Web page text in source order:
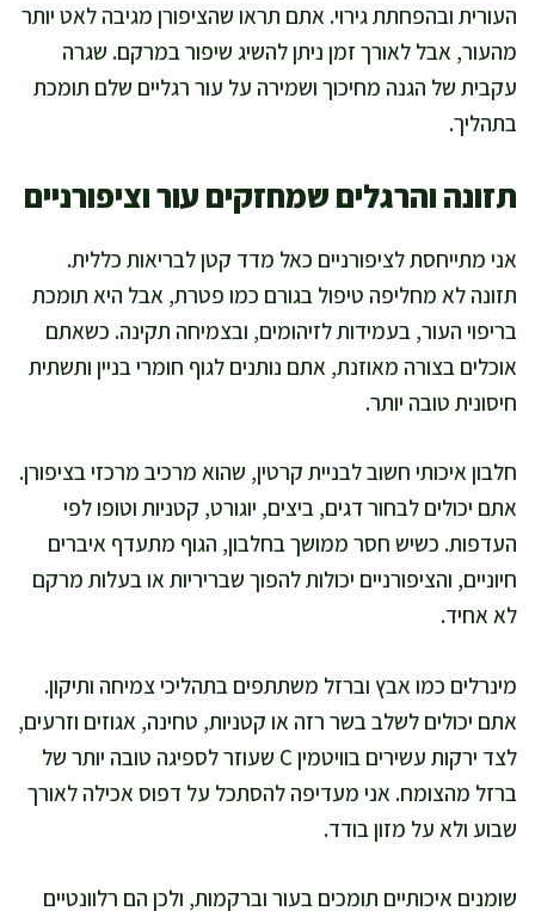
העורית ובהפחתת גירוי. אתם תראו שהציפורן מגיבה לאט יותר
מהעור, אבל לאורך זמן ניתן להשיג שיפור במרקם. שגרה
עקבית של הגנה מחיכוך ושמירה על עור רגליים שלם תומכת
בתהליך.
תזונה והרגלים שמחזקים עור וציפורניים
אני מתייחסת לציפורניים כאל מדד קטן לבריאות כללית.
תזונה לא מחליפה טיפול בגורם כמו פטרת, אבל היא תומכת
בריפוי העור, בעמידות לזיהומים, ובצמיחה תקינה. כשאתם
אוכלים בצורה מאוזנת, אתם נותנים לגוף חומרי בניין ותשתית
חיסונית טובה יותר.
חלבון איכותי חשוב לבניית קרטין, שהוא מרכיב מרכזי בציפורן.
אתם יכולים לבחור דגים, ביצים, יוגורט, קטניות וטופו לפי
העדפות. כשיש חסר ממושך בחלבון, הגוף מתעדף איברים
חיוניים, והציפורניים יכולות להפוך שבריריות או בעלות מרקם
לא אחיד.
מינרלים כמו אבץ וברזל משתתפים בתהליכי צמיחה ותיקון.
אתם יכולים לשלב בשר רזה או קטניות, טחינה, אגוזים וזרעים,
לצד ירקות עשירים בוויטמין C שעוזר לספיגה טובה יותר של
ברזל מהצומח. אני מעדיפה להסתכל על דפוס אכילה לאורך
שבוע ולא על מזון בודד.
שומנים איכותיים תומכים בעור וברקמות, ולכן הם רלוונטיים